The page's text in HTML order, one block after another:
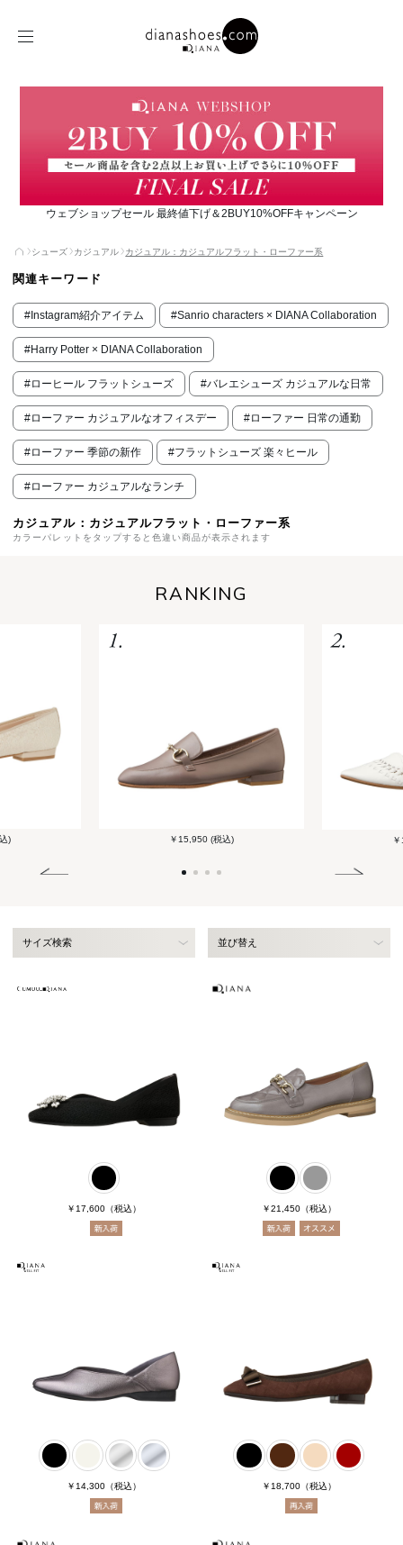
ウェブショップセール 最終値下げ＆2BUY10%OFFキャンペーン
シューズ カジュアル カジュアル：カジュアルフラット・ローファー系
関連キーワード
#Instagram紹介アイテム #Sanrio characters × DIANA Collaboration
#Harry Potter × DIANA Collaboration
#ローヒール フラットシューズ #バレエシューズ カジュアルな日常
#ローファー カジュアルなオフィスデー #ローファー 日常の通勤
#ローファー 季節の新作 #フラットシューズ 楽々ヒール
#ローファー カジュアルなランチ
カジュアル：カジュアルフラット・ローファー系
カラーパレットをタップすると色違い商品が表示されます
RANKING
) ￥15,950 (税込)
サイズ検索 並び替え
￥17,600 （税込） ￥21,450（税込）
￥14,300 （税込） ￥18,700（税込）